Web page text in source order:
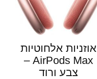
אוזניות אלחוטיות
AirPods Max –
צבע ורוד